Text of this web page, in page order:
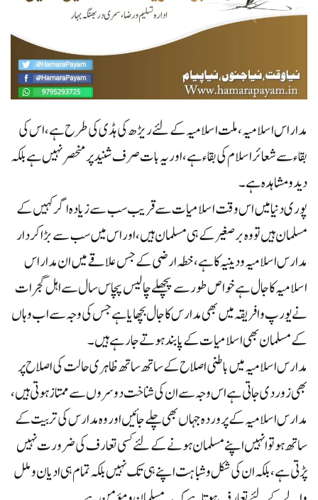
مداراس اسلامیہ، ملت اسلامیہ کے لئے ریڑھ کی ہڈی کی طرح ہے، اس کی
بقاء سے شعائر اسلام کی بقاء ہے، اور یہ بات صرف شنید پر منحصر نہیں ہے بلکہ
دید و مشاہدہ ہے۔
پوری دنیا میں اس وقت اسلامیات سے قریب سب سے زیادہ اگر کہیں کے
مسلمان ہیں تو وہ برصغیر کے ہی مسلمان ہیں، اور اس میں سب سے بڑا کردار
مدارس اسلامیہ ودینیہ کاہے، خطہ ارضی کے جس علاقے میں ان مداراس
اسلامیہ کا جال ہے خواص طور سے پچھلے چالیس پچاس سال سے اہل گجرات
نے یورپ و افریقہ میں بھی مدارس کاجال بچھایا ہے جس کی وجہ سے اب وہاں
کے مسلمان بھی اسلامیات کے پابند ہوتے جارہے ہیں۔
مدارس اسلامیہ میں باطنی اصلاح کے ساتھ ساتھ ظاہری حالت کی اصلاح پر
بھی زور دی جاتی ہے اس وجہ سے ان کی شناخت دوسروں سے ممتاز ہوتی ہیں،
مدارس اسلامیہ کے پروردہ جہاں بھی چلے جائیں اور وہ مدارس کی تربیت کے
ساتھ ہو تو انہیں اپنے مسلمان ہونے کے لئے کسی تعارف کی ضرورت نہیں
پڑتی ہے، بلکہ ان کی شکل و شباہت اپنے ہی تک نہیں بلکہ تمام ہی ادیان و ملل